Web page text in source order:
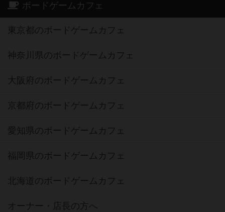
ボードゲームカフェ
東京都のボードゲームカフェ
神奈川県のボードゲームカフェ
大阪府のボードゲームカフェ
京都府のボードゲームカフェ
愛知県のボードゲームカフェ
福岡県のボードゲームカフェ
北海道のボードゲームカフェ
オーナー・店長の方へ